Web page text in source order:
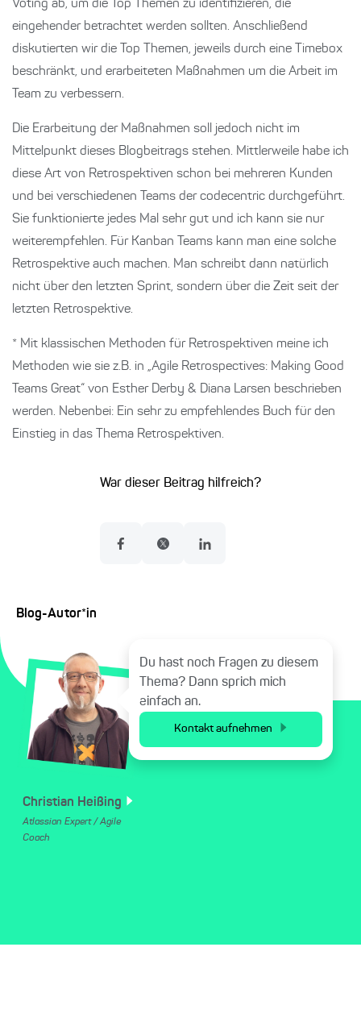
Voting ab, um die Top Themen zu identifizieren, die
eingehender betrachtet werden sollten. Anschließend
diskutierten wir die Top Themen, jeweils durch eine Timebox
beschränkt, und erarbeiteten Maßnahmen um die Arbeit im
Team zu verbessern.
Die Erarbeitung der Maßnahmen soll jedoch nicht im
Mittelpunkt dieses Blogbeitrags stehen. Mittlerweile habe ich
diese Art von Retrospektiven schon bei mehreren Kunden
und bei verschiedenen Teams der codecentric durchgeführt.
Sie funktionierte jedes Mal sehr gut und ich kann sie nur
weiterempfehlen. Für Kanban Teams kann man eine solche
Retrospektive auch machen. Man schreibt dann natürlich
nicht über den letzten Sprint, sondern über die Zeit seit der
letzten Retrospektive.
* Mit klassischen Methoden für Retrospektiven meine ich
Methoden wie sie z.B. in „Agile Retrospectives: Making Good
Teams Great“ von Esther Derby & Diana Larsen beschrieben
werden. Nebenbei: Ein sehr zu empfehlendes Buch für den
Einstieg in das Thema Retrospektiven.
War dieser Beitrag hilfreich?
Blog-Autor*in
Christian Heißing
Atlassian Expert / Agile
Coach
Du hast noch Fragen zu diesem
Thema? Dann sprich mich
einfach an.
Kontakt aufnehmen